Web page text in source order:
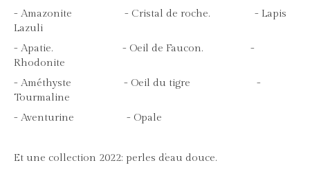
- Amazonite - Cristal de roche. - Lapis
Lazuli
- Apatie. - Oeil de Faucon. -
Rhodonite
- Améthyste - Oeil du tigre -
Tourmaline
- Aventurine - Opale
Et une collection 2022: perles d’eau douce.